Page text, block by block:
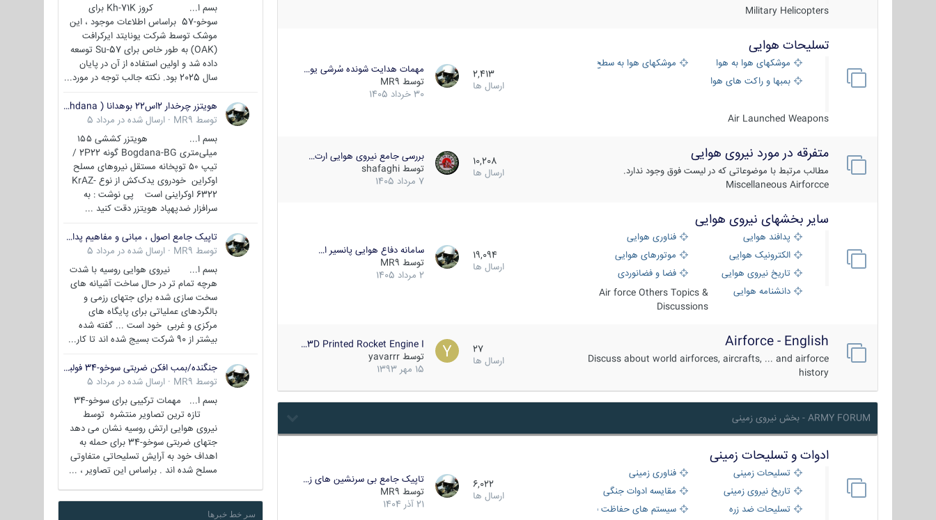
Military Helicopters
تسلیحات هوایی
موشکهای هوا به هوا
موشکهای هوا به سطح
بمبها و راکت های هوایی
Air Launched Weapons
2,413
ارسال ها
مهمات هدایت شونده سُرشی یو…
توسط MR9
30 خرداد 1405
متفرقه در مورد نیروی هوایی
مطالب مرتبط با موضوعاتی که در لیست فوق وجود ندارد.
Miscellaneous Airforcce
10,208
ارسال ها
بررسی جامع نیروی هوایی ارت…
توسط shafaghi
7 مرداد 1405
سایر بخشهای نیروی هوایی
پدافند هوایی
فناوری هوایی
الکترونیک هوایی
موتورهای هوایی
تاریخ نیروی هوایی
فضا و فضانوردی
دانشنامه هوایی
Air force Others Topics &
Discussions
19,094
ارسال ها
سامانه دفاع هوایی پانسیر ا…
توسط MR9
2 مرداد 1405
Airforce - English
Discuss about world airforces, aircrafts, ... and airforce
history
27
ارسال ها
3D Printed Rocket Engine I…
توسط yavarrr
15 مهر 1393
ARMY FORUM - بخش نیروی زمینی
ادوات و تسلیحات زمینی
تسلیحات زمینی
فناوری زمینی
تاریخ نیروی زمینی
مقایسه ادوات جنگی
تسلیحات ضد زره
سیستم های حفاظت فعال
6,022
ارسال ها
تاپیک جامع بی سرنشین های ز…
توسط MR9
21 آذر 1404
بسم ا... کروز Kh-71K برای
سوخو-57 براساس اطلاعات موجود ، این
موشک توسط شرکت یونایتد ایرکرافت
(OAK) به طور خاص برای Su-57 توسعه
داده شد و اولین استفاده از آن در پایان
سال 2025 بود. نکته جالب توجه در مورد...
هویتزر چرخدار 2اس22 بوهدانا ( wheeled howitzer 2S22 Bohdana )
توسط MR9
· ارسال شده در مرداد 5
بسم ا... هویتزر کششی ۱۵۵
میلی‌متری Bogdana-BG گونه 2P22 /
تیپ ۵۰ توپخانه مستقل نیروهای مسلح
اوکراین خودروی یدک‌کش از نوع KrAZ-
6322 اوکراینی است پی نوشت : به
سرافزار ضدپهپاد هویتزر دقت کنید ...
تاپیک جامع اصول ، مبانی و مفاهیم پدافند غیر عامل
توسط MR9
· ارسال شده در مرداد 5
بسم ا... نیروی هوایی روسیه با شدت
هرچه تمام تر در حال ساخت آشیانه های
سخت سازی شده برای جتهای رزمی و
بالگردهای عملیاتی برای پایگاه های
مرکزی و غربی خود است ... گفته شده
بیشتر از 90 شرکت بسیج شده اند تا کار...
جنگنده/بمب افکن ضربتی سوخو-34 فولبک ( Sukhoi Su-34/Fullback)
توسط MR9
· ارسال شده در مرداد 5
بسم ا... مهمات ترکیبی برای سوخو-34
تازه ترین تصاویر منتشره توسط
نیروی هوایی ارتش روسیه نشان می دهد
جتهای ضربتی سوخو-34 برای حمله به
اهداف خود به آرایش تسلیحاتی متفاوتی
مسلح شده اند . براساس این تصاویر ، ...
سر خط خبرها